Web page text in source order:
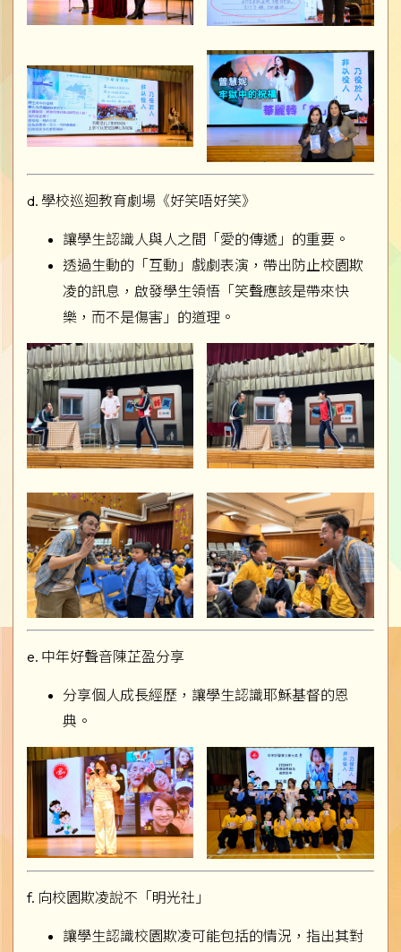
d. 學校巡迴教育劇場《好笑唔好笑》
讓學生認識人與人之間「愛的傳遞」的重要。
透過生動的「互動」戲劇表演，帶出防止校園欺
凌的訊息，啟發學生領悟「笑聲應該是帶來快
樂，而不是傷害」的道理。
e. 中年好聲音陳芷盈分享
分享個人成長經歷，讓學生認識耶穌基督的恩
典。
f. 向校園欺凌說不「明光社」
讓學生認識校園欺凌可能包括的情況，指出其對